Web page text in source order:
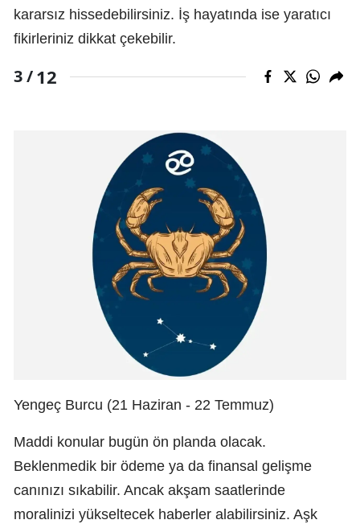
kararsız hissedebilirsiniz. İş hayatında ise yaratıcı
fikirleriniz dikkat çekebilir.
3 /12
Yengeç Burcu (21 Haziran - 22 Temmuz)
Maddi konular bugün ön planda olacak.
Beklenmedik bir ödeme ya da finansal gelişme
canınızı sıkabilir. Ancak akşam saatlerinde
moralinizi yükseltecek haberler alabilirsiniz. Aşk